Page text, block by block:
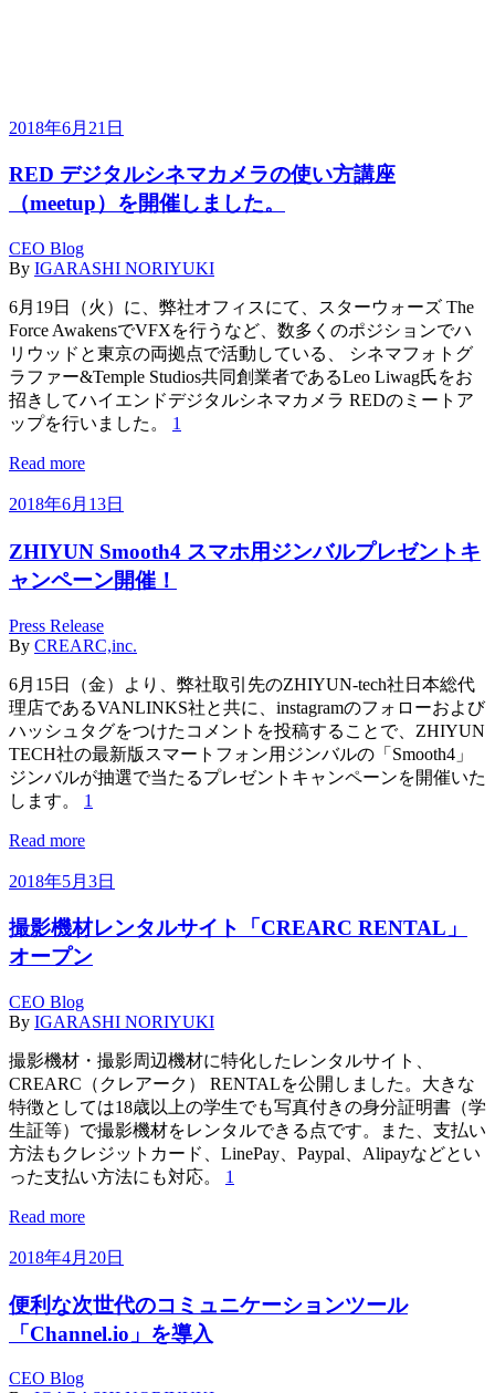
2018年6月21日
RED デジタルシネマカメラの使い方講座
（meetup）を開催しました。
CEO Blog
By IGARASHI NORIYUKI
6月19日（火）に、弊社オフィスにて、スターウォーズ The
Force AwakensでVFXを行うなど、数多くのポジションでハ
リウッドと東京の両拠点で活動している、 シネマフォトグ
ラファー&Temple Studios共同創業者であるLeo Liwag氏をお
招きしてハイエンドデジタルシネマカメラ REDのミートア
ップを行いました。 1
Read more
2018年6月13日
ZHIYUN Smooth4 スマホ用ジンバルプレゼントキ
ャンペーン開催！
Press Release
By CREARC,inc.
6月15日（金）より、弊社取引先のZHIYUN-tech社日本総代
理店であるVANLINKS社と共に、instagramのフォローおよび
ハッシュタグをつけたコメントを投稿することで、ZHIYUN
TECH社の最新版スマートフォン用ジンバルの「Smooth4」
ジンバルが抽選で当たるプレゼントキャンペーンを開催いた
します。 1
Read more
2018年5月3日
撮影機材レンタルサイト「CREARC RENTAL」
オープン
CEO Blog
By IGARASHI NORIYUKI
撮影機材・撮影周辺機材に特化したレンタルサイト、
CREARC（クレアーク） RENTALを公開しました。大きな
特徴としては18歳以上の学生でも写真付きの身分証明書（学
生証等）で撮影機材をレンタルできる点です。また、支払い
方法もクレジットカード、LinePay、Paypal、Alipayなどとい
った支払い方法にも対応。 1
Read more
2018年4月20日
便利な次世代のコミュニケーションツール
「Channel.io」を導入
CEO Blog